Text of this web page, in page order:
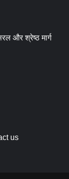
और श्रेष्ठ मार्ग
us